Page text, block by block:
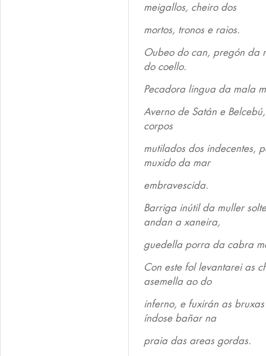
meigallos, cheiro dos
mortos, tronos e raios.
Oubeo do can, pregón da
do coello.
Pecadora lingua da mala
Averno de Satán e
corpos
mutilados dos indecentes,
muxido da mar
embravescida.
Barriga inútil da muller
andan a xaneira,
guedella porra da cabra
Con este fol levantarei as
asemella ao do
inferno, e fuxirán as
índose bañar na
praia das areas gordas.